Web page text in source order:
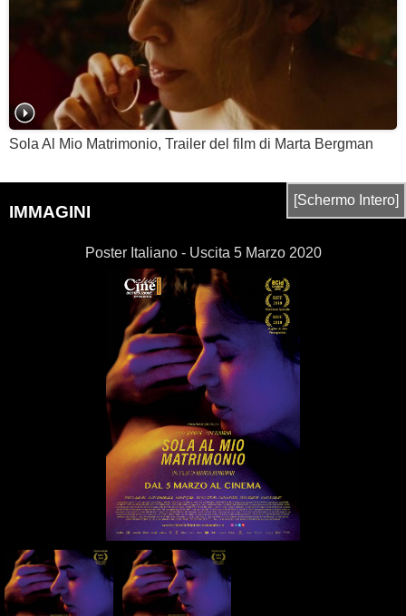
Sola Al Mio Matrimonio, Trailer del film di Marta Bergman
IMMAGINI
[Schermo Intero]
Poster Italiano - Uscita 5 Marzo 2020